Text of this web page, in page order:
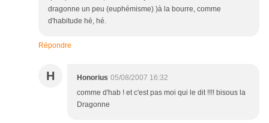
dragonne un peu (euphémisme) )à la bourre, comme
d'habitude hé, hé.
Répondre
H Honorius 05/08/2007 16:32
comme d'hab ! et c'est pas moi qui le dit !!!! bisous la
Dragonne